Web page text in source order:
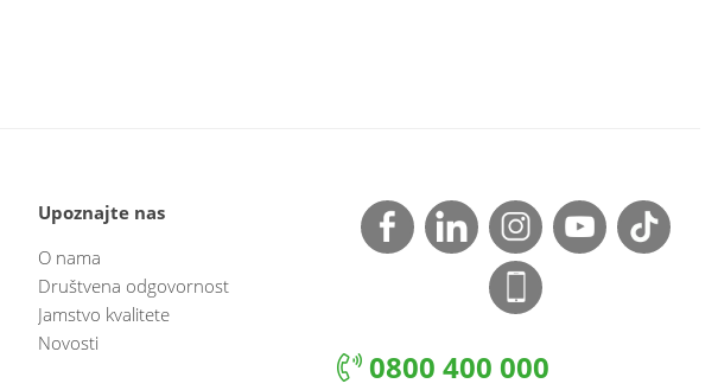
Upoznajte nas
O nama
Društvena odgovornost
Jamstvo kvalitete
Novosti
0800 400 000